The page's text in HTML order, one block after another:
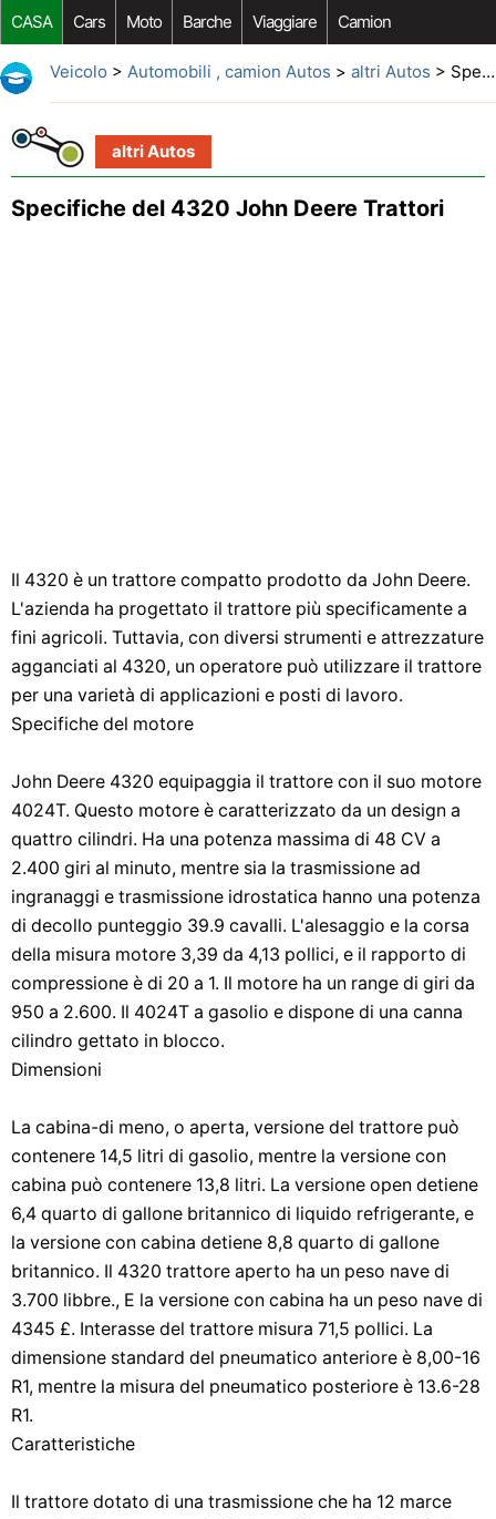
CASA Cars Moto Barche Viaggiare Camion
Riparazione Auto Acquisto Auto Car Opzioni Aftermarket
Veicolo > Automobili , camion Autos > altri Autos > Specifiche del 4320 John Deere Trattori
altri Autos
Specifiche del 4320 John Deere Trattori
Il 4320 è un trattore compatto prodotto da John Deere.
L'azienda ha progettato il trattore più specificamente a
fini agricoli. Tuttavia, con diversi strumenti e attrezzature
agganciati al 4320, un operatore può utilizzare il trattore
per una varietà di applicazioni e posti di lavoro.
Specifiche del motore
John Deere 4320 equipaggia il trattore con il suo motore
4024T. Questo motore è caratterizzato da un design a
quattro cilindri. Ha una potenza massima di 48 CV a
2.400 giri al minuto, mentre sia la trasmissione ad
ingranaggi e trasmissione idrostatica hanno una potenza
di decollo punteggio 39.9 cavalli. L'alesaggio e la corsa
della misura motore 3,39 da 4,13 pollici, e il rapporto di
compressione è di 20 a 1. Il motore ha un range di giri da
950 a 2.600. Il 4024T a gasolio e dispone di una canna
cilindro gettato in blocco.
Dimensioni
La cabina-di meno, o aperta, versione del trattore può
contenere 14,5 litri di gasolio, mentre la versione con
cabina può contenere 13,8 litri. La versione open detiene
6,4 quarto di gallone britannico di liquido refrigerante, e
la versione con cabina detiene 8,8 quarto di gallone
britannico. Il 4320 trattore aperto ha un peso nave di
3.700 libbre., E la versione con cabina ha un peso nave di
4345 £. Interasse del trattore misura 71,5 pollici. La
dimensione standard del pneumatico anteriore è 8,00-16
R1, mentre la misura del pneumatico posteriore è 13.6-28
R1.
Caratteristiche
Il trattore dotato di una trasmissione che ha 12 marce